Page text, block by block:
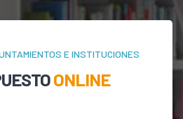
E INSTITUCIONES
ONLINE